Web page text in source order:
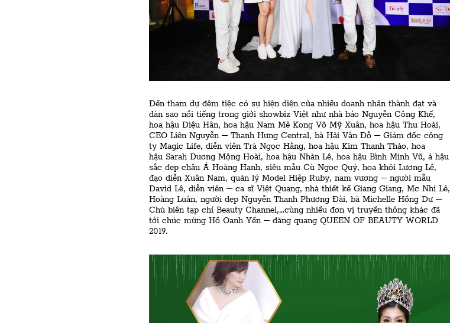
Đến tham dự đêm tiệc có sự hiện diện của nhiều doanh nhân thành đạt và
dàn sao nổi tiếng trong giới showbiz Việt như nhà báo Nguyễn Công Khế,
hoa hậu Diệu Hân, hoa hậu Nam Mê Kong Võ Mỹ Xuân, hoa hậu Thu Hoài,
CEO Liên Nguyễn – Thanh Hưng Central, bà Hải Vân Đỗ – Giám đốc công
ty Magic Life, diễn viên Trà Ngọc Hằng, hoa hậu Kim Thanh Thảo, hoa
hậu Sarah Dương Mộng Hoài, hoa hậu Nhàn Lê, hoa hậu Bình Minh Vũ, á hậu
sắc đẹp châu Á Hoàng Hạnh, siêu mẫu Cù Ngọc Quý, hoa khôi Lương Lê,
đạo diễn Xuân Nam, quản lý Model Hiệp Ruby, nam vương – người mẫu
David Lê, diễn viên – ca sĩ Việt Quang, nhà thiết kế Giang Giang, Mc Nhi Lê,
Hoàng Luân, người đẹp Nguyễn Thanh Phương Đài, bà Michelle Hồng Dư –
Chủ biên tạp chí Beauty Channel,…cùng nhiều đơn vị truyền thông khác đã
tới chúc mừng Hồ Oanh Yến – đăng quang QUEEN OF BEAUTY WORLD
2019.